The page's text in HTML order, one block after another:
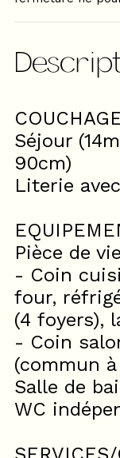
Séjour
90cm)
Literie
Pièce de
- Coin
four,
(4 foyers),
- Coin
(commun
Salle de
WC